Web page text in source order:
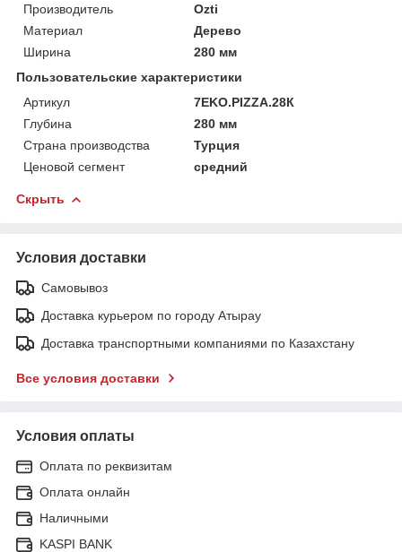
Производитель
Ozti
Материал
Дерево
Ширина
280 мм
Пользовательские характеристики
Артикул
7EKO.PIZZA.28К
Глубина
280 мм
Страна производства
Турция
Ценовой сегмент
средний
Скрыть
Условия доставки
Самовывоз
Доставка курьером по городу Атырау
Доставка транспортными компаниями по Казахстану
Все условия доставки
Условия оплаты
Оплата по реквизитам
Оплата онлайн
Наличными
KASPI BANK